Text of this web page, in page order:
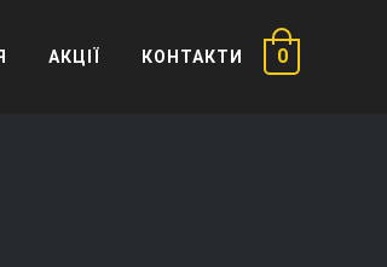
АКЦІЇ КОНТАКТИ 0